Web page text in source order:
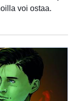
voi ostaa.